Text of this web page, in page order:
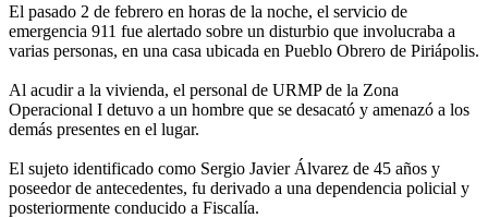
El pasado 2 de febrero en horas de la noche, el servicio de
emergencia 911 fue alertado sobre un disturbio que involucraba a
varias personas, en una casa ubicada en Pueblo Obrero de Piriápolis.
Al acudir a la vivienda, el personal de URMP de la Zona
Operacional I detuvo a un hombre que se desacató y amenazó a los
demás presentes en el lugar.
El sujeto identificado como Sergio Javier Álvarez de 45 años y
poseedor de antecedentes, fu derivado a una dependencia policial y
posteriormente conducido a Fiscalía.